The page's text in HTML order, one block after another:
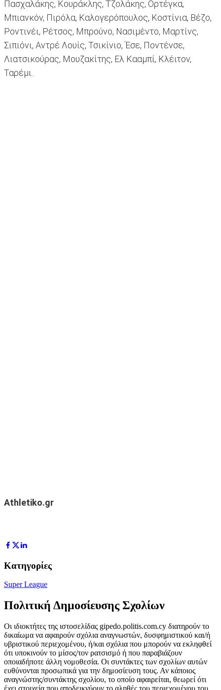
Πασχαλάκης, Κουράκλης, Τζολάκης, Ορτέγκα,
Μπιανκόν, Πιρόλα, Καλογερόπουλος, Κοστίνια, Βέζο,
Ροντινέι, Ρέτσος, Μπρούνο, Νασιμέντο, Μαρτίνς,
Σιπιόνι, Αντρέ Λουίς, Τσικίνιο, Έσε, Ποντένσε,
Λιατσικούρας, Μουζακίτης, Ελ Κααμπί, Κλέιτον,
Ταρέμι.
Athletiko.gr
Κατηγορίες
Super League
Πολιτική Δημοσίευσης Σχολίων
Οι ιδιοκτήτες της ιστοσελίδας gipedo.politis.com.cy διατηρούν το
δικαίωμα να αφαιρούν σχόλια αναγνωστών, δυσφημιστικού και/ή
υβριστικού περιεχομένου, ή/και σχόλια που μπορούν να εκληφθεί
ότι υποκινούν το μίσος/τον ρατσισμό ή που παραβιάζουν
οποιαδήποτε άλλη νομοθεσία. Οι συντάκτες των σχολίων αυτών
ευθύνονται προσωπικά για την δημοσίευση τους. Αν κάποιος
αναγνώστης/συντάκτης σχολίου, το οποίο αφαιρείται, θεωρεί ότι